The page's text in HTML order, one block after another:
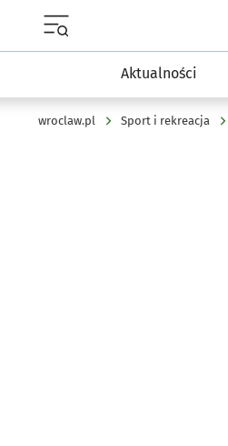
Aktualności
wroclaw.pl Sport i rekreacja